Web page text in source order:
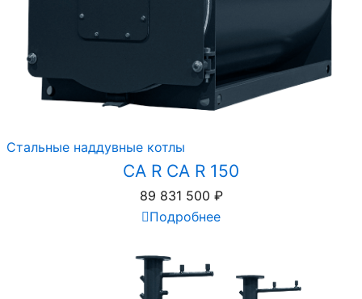
Стальные наддувные котлы
CA R CA R 150
89 831 500 ₽
Подробнее